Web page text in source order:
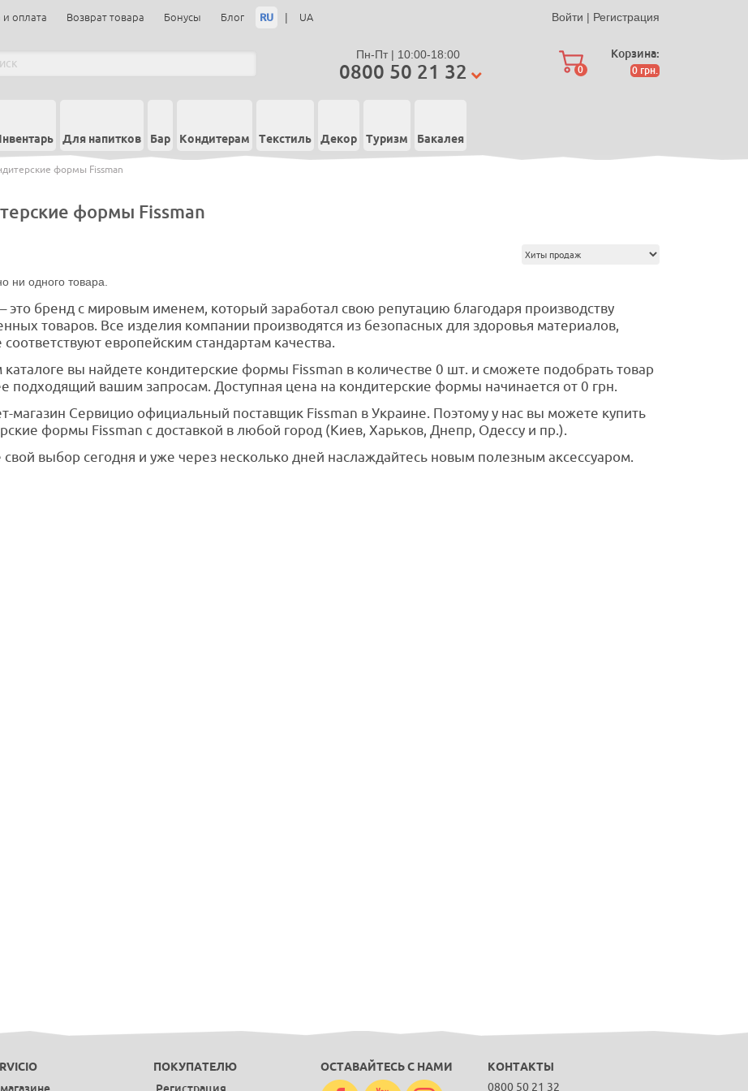
и оплата Возврат товара Бонусы Блог RU | UA Войти | Регистрация
Пн-Пт | 10:00-18:00
0800 50 21 32 0
Корзина:
0 грн.
Для напитков Бар Кондитерам Текстиль Декор Туризм Бакалея
формы Fissman
формы Fissman
ни одного товара.
это бренд с мировым именем, который заработал свою репутацию благодаря производству
товаров. Все изделия компании производятся из безопасных для здоровья материалов,
европейским стандартам качества.
вы найдете кондитерские формы Fissman в количестве 0 шт. и сможете подобрать товар
подходящий вашим запросам. Доступная цена на кондитерские формы начинается от 0 грн.
магазин Сервицио официальный поставщик Fissman в Украине. Поэтому у нас вы можете купить
формы Fissman с доставкой в любой город (Киев, Харьков, Днепр, Одессу и пр.).
выбор сегодня и уже через несколько дней наслаждайтесь новым полезным аксессуаром.
ПОКУПАТЕЛЮ ОСТАВАЙТЕСЬ С НАМИ КОНТАКТЫ
0800 50 21 32